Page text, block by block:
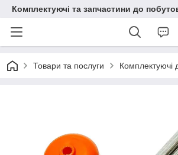
Комплектуючі та запчастини до
Товари та послуги Комплектуючі